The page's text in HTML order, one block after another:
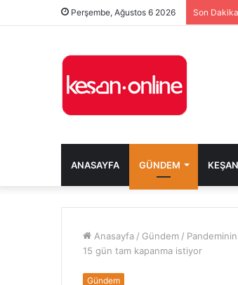
Perşembe, Ağustos 6 2026 Son
ANASAYFA GÜNDEM KEŞAN
Anasayfa / Gündem /
15 gün tam kapanma istiyor
Gündem